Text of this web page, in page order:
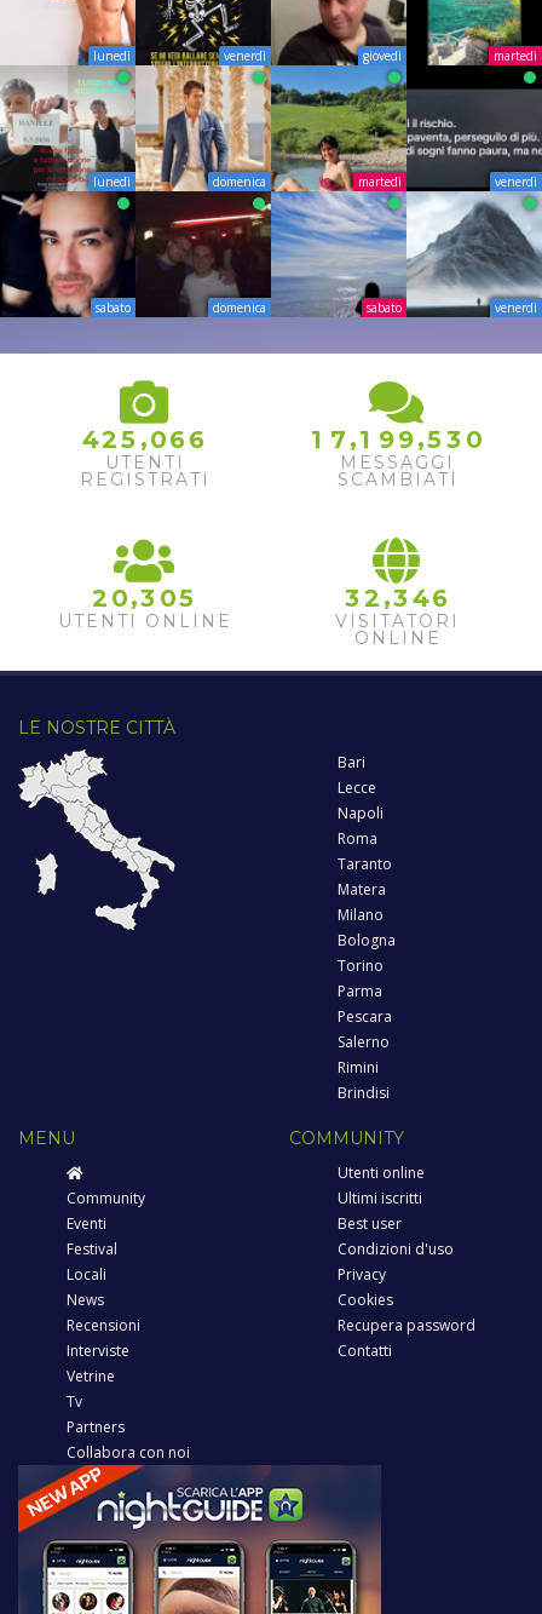
lunedì venerdì giovedì martedì
lunedì domenica martedì venerdì
sabato domenica sabato venerdì
425 ,066
UTENTI
REGISTRATI
1 7 ,1 99,53 0
MESSAGGI
SCAMBIATI
2 0,3 05
UTENTI ONLINE
32 ,346
VISITATORI
ONLINE
LE NOSTRE CITTÀ
Bari
Lecce
Napoli
Roma
Taranto
Matera
Milano
Bologna
Torino
Parma
Pescara
Salerno
Rimini
Brindisi
MENU
Community
Eventi
Festival
Locali
News
Recensioni
Interviste
Vetrine
Tv
Partners
Collabora con noi
COMMUNITY
Utenti online
Ultimi iscritti
Best user
Condizioni d'uso
Privacy
Cookies
Recupera password
Contatti